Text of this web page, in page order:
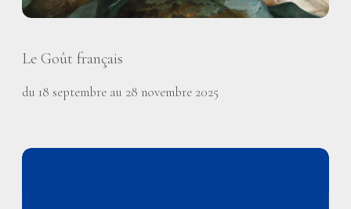
Le Goût français
du 18 septembre au 28 novembre 2025